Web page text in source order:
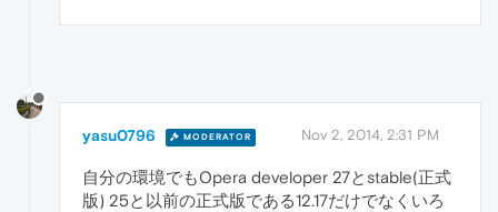
yasu0796 MODERATOR Nov 2, 2014, 2:31 PM
自分の環境でもOpera developer 27とstable(正式
版) 25と以前の正式版である12.17だけでなくいろ